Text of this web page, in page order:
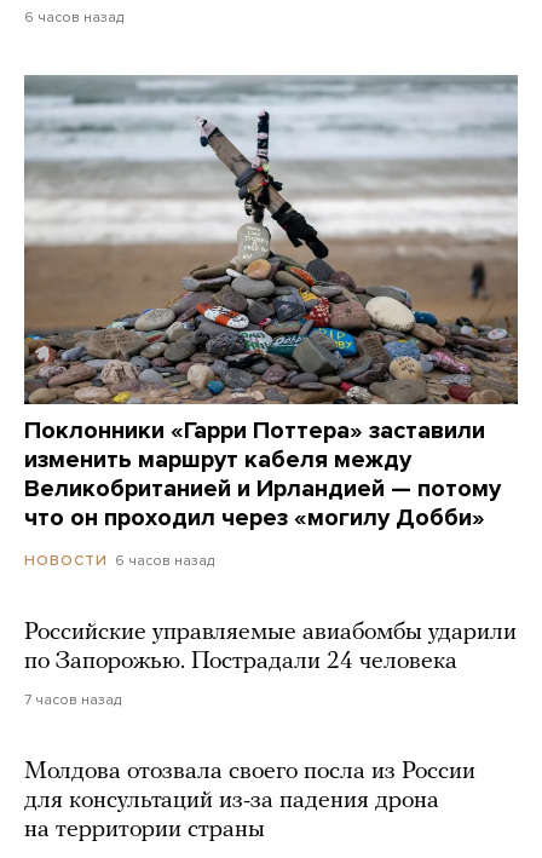
6 часов назад
Поклонники «Гарри Поттера» заставили
изменить маршрут кабеля между
Великобританией и Ирландией — потому
что он проходил через «могилу Добби»
НОВОСТИ 6 часов назад
Российские управляемые авиабомбы ударили
по Запорожью. Пострадали 24 человека
7 часов назад
Молдова отозвала своего посла из России
для консультаций из-за падения дрона
на территории страны